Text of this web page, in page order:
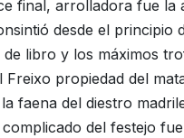
final, arrolladora fue
desde el principio
de libro y los máximos
propiedad del
faena del diestro
del festejo